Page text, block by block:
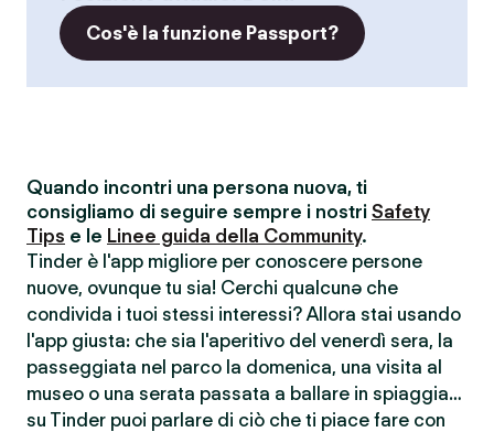
Cos'è la funzione Passport?
Quando incontri una persona nuova, ti
consigliamo di seguire sempre i nostri Safety
Tips e le Linee guida della Community.
Tinder è l'app migliore per conoscere persone
nuove, ovunque tu sia! Cerchi qualcunə che
condivida i tuoi stessi interessi? Allora stai usando
l'app giusta: che sia l'aperitivo del venerdì sera, la
passeggiata nel parco la domenica, una visita al
museo o una serata passata a ballare in spiaggia…
su Tinder puoi parlare di ciò che ti piace fare con